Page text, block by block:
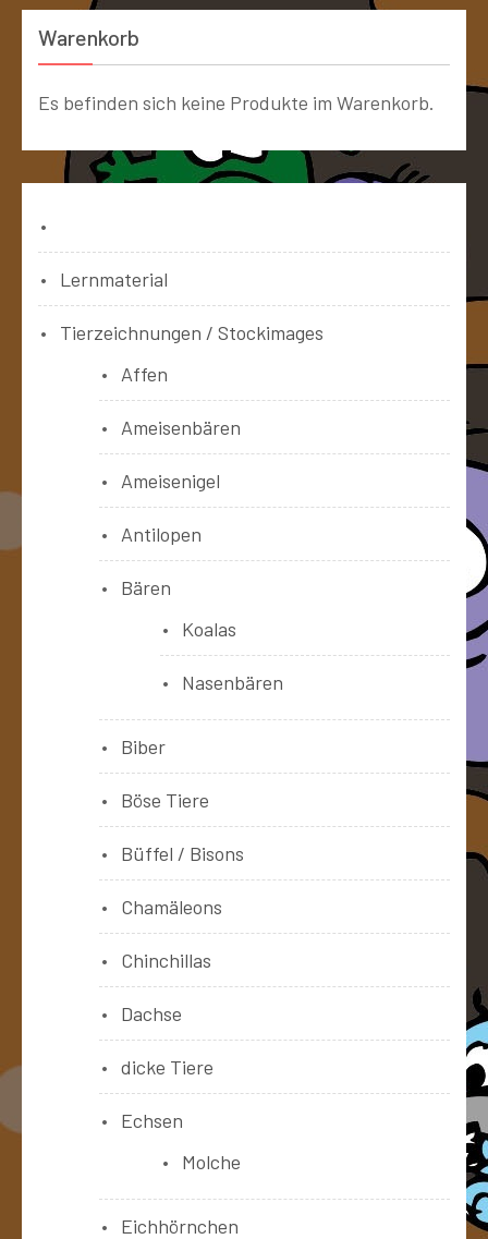
Warenkorb
Es befinden sich keine Produkte im Warenkorb.
Lernmaterial
Tierzeichnungen / Stockimages
Affen
Ameisenbären
Ameisenigel
Antilopen
Bären
Koalas
Nasenbären
Biber
Böse Tiere
Büffel / Bisons
Chamäleons
Chinchillas
Dachse
dicke Tiere
Echsen
Molche
Eichhörnchen